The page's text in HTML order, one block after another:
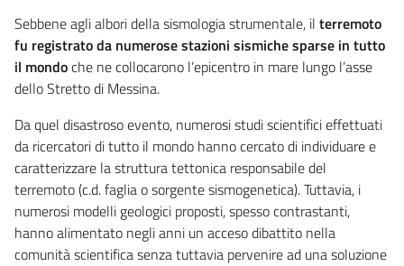
Sebbene agli albori della sismologia strumentale, il terremoto
fu registrato da numerose stazioni sismiche sparse in tutto
il mondoche ne collocarono l’epicentro in mare lungo l’asse
dello Stretto di Messina.
Da quel disastroso evento, numerosi studi scientifici effettuati
da ricercatori di tutto il mondo hanno cercato di individuare e
caratterizzare la struttura tettonica responsabile del
terremoto (c.d. faglia o sorgente sismogenetica). Tuttavia, i
numerosi modelli geologici proposti, spesso contrastanti,
hanno alimentato negli anni un acceso dibattito nella
comunità scientifica senza tuttavia pervenire ad una soluzione